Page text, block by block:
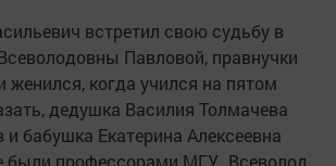
встретил свою судьбу в
Павловой, правнучки
женился, когда учился на пятом
дедушка Василия Толмачева
бабушка Екатерина Алексеевна
были профессорами МГУ. Всеволод